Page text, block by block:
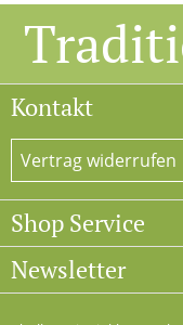
Kontakt
Vertrag widerrufen
Shop Service
Newsletter